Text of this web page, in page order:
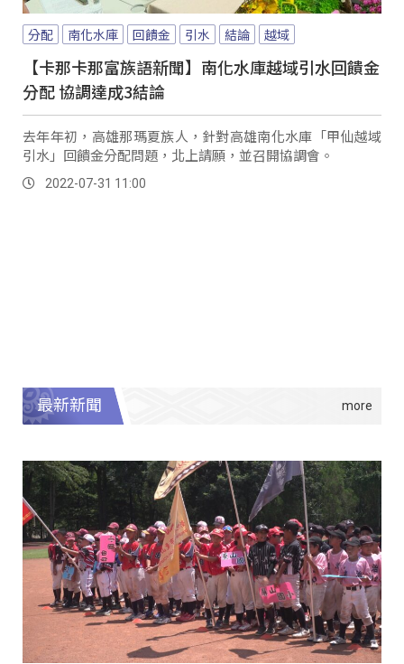
分配 南化水庫 回饋金 引水 結論 越域
【卡那卡那富族語新聞】南化水庫越域引水回饋金
分配 協調達成3結論
去年年初，高雄那瑪夏族人，針對高雄南化水庫「甲仙越域
引水」回饋金分配問題，北上請願，並召開協調會。
2022-07-31 11:00
最新新聞